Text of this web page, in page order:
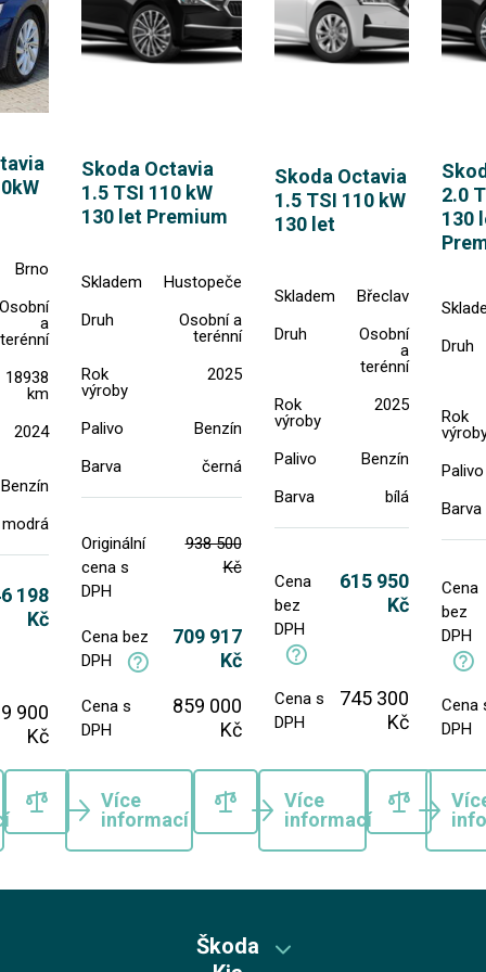
Brno
a
terénní
18938
km
2024
Benzín
modrá
198
Kč
900
Kč
Skoda Octavia
1.5 TSI 110 kW
130 let Premium
Skladem
Hustopeče
Druh
Osobní a
terénní
Rok
výroby
2025
Palivo
Benzín
Barva
černá
Originální
cena s
DPH
938 500
Kč
Cena bez
DPH
709 917
Kč
Cena s
DPH
859 000
Kč
Více
informací
Skoda Octavia
1.5 TSI 110 kW
130 let
Skladem
Břeclav
Druh
Osobní
a
terénní
Rok
výroby
2025
Palivo
Benzín
Barva
bílá
Cena
bez
DPH
615 950
Kč
Cena s
DPH
745 300
Kč
Více
informací
2.0
130
Druh
Rok
Palivo
Barva
Cena
bez
DPH
Cena
DPH
Škoda